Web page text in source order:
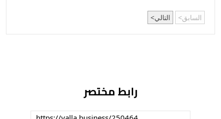
السابق التالي
رابط مختصر